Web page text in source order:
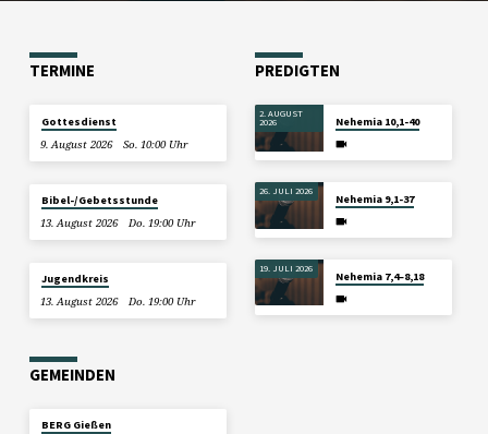
TERMINE
Gottesdienst
9. August 2026
So. 10:00 Uhr
Bibel-/Gebetsstunde
13. August 2026
Do. 19:00 Uhr
Jugendkreis
13. August 2026
Do. 19:00 Uhr
PREDIGTEN
2. AUGUST
2026 Nehemia 10,1-40
26. JULI 2026
Nehemia 9,1-37
19. JULI 2026
Nehemia 7,4–8,18
GEMEINDEN
BERG Gießen